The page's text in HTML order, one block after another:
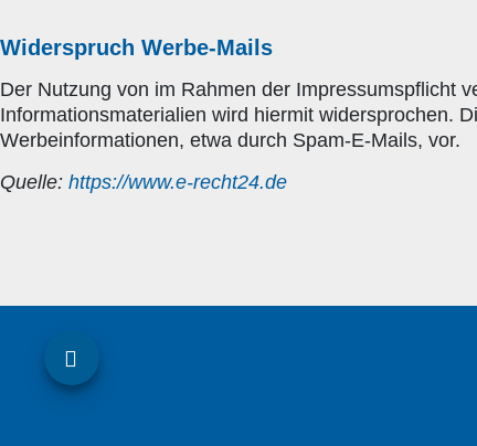
Widerspruch Werbe-Mails
Der Nutzung von im Rahmen der Impressumspflicht
Informationsmaterialien wird hiermit widersprochen.
Werbeinformationen, etwa durch Spam-E-Mails, vor.
Quelle: https://www.e-recht24.de